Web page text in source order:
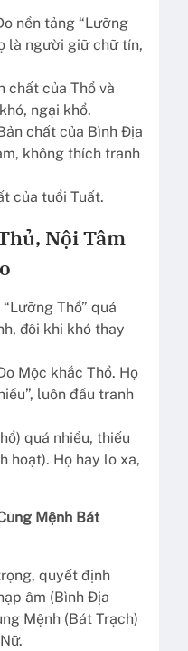
nền tảng “Lưỡng
là người giữ chữ tín,
chất của Thổ và
ngại khổ.
chất của Bình Địa
không thích tranh
của tuổi Tuất.
Nội Tâm
“Lưỡng Thổ” quá
đôi khi khó thay
Mộc khắc Thổ. Họ
luôn đấu tranh
quá nhiều, thiếu
hoạt). Họ hay lo xa,
Mệnh Bát
quyết định
âm (Bình Địa
Mệnh (Bát Trạch)